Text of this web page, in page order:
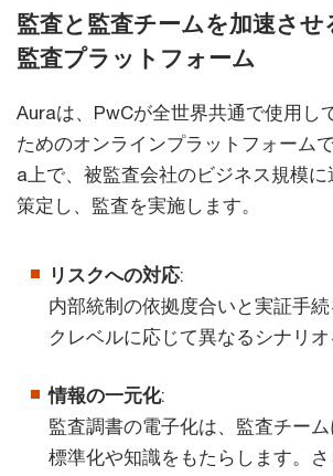
監査と監査チームを加速さ
監査プラットフォーム
Auraは、PwCが全世界共通で使用し
ためのオンラインプラットフォーム
a上で、被監査会社のビジネス規模
策定し、監査を実施します。
リスクへの対応:
内部統制の依拠度合いと実証手
クレベルに応じて異なるシナリオ
情報の一元化:
監査調書の電子化は、監査チー
標準化や知識をもたらします。